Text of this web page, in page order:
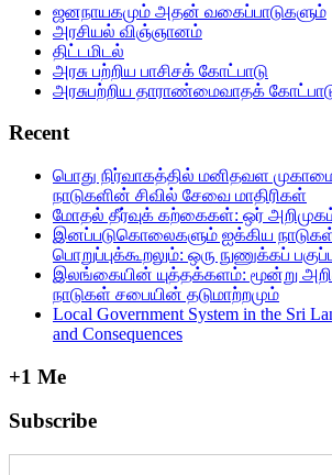
ஜனநாயகமும் அதன் வகைப்பாடுகளும்
அரசியல் விஞ்ஞானம்
திட்டமிடல்
அரசு பற்றிய பாசிசக் கோட்பாடு
அரசுபற்றிய தாராண்மைவாதக்
Recent
பொது நிர்வாகத்தில்‌ மனிதவள
நாடுகளின்‌ சிவில்‌ சேவை மாதிரிகள்‌
மோதல் தீர்வுக் கற்கைகள்: ஒர்
இனப்படுகொலைகளும் ஐக்கிய
பொறுப்புக்கூறலும்: ஒரு நுணுக்கப்
இலங்கையின் யுத்தக்களம்: மூன்று
நாடுகள் சபையின் தடுமாற்றமும்
Local Government System in the Sri
and Consequences
+1 Me
Subscribe